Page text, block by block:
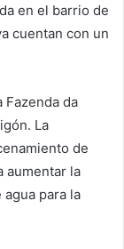
en el barrio de
cuentan con un
Fazenda da
La
de
aumentar la
para la